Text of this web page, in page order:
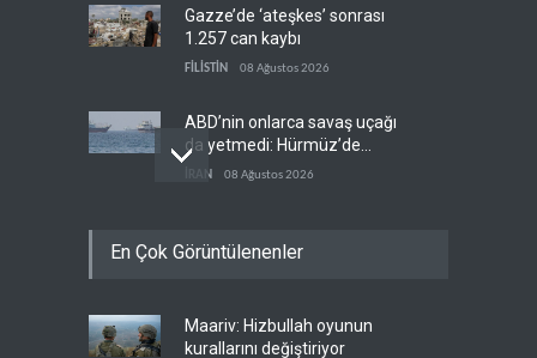
Gazze’de ‘ateşkes’ sonrası
1.257 can kaybı
FİLİSTİN 08 Ağustos 2026
ABD’nin onlarca savaş uçağı
da yetmedi: Hürmüz’de
gemi vuruldu
İRAN 08 Ağustos 2026
'Arap projesi' uyarısı
Mossad’ın İran'a karşı Kürt
En Çok Görüntülenenler
Maariv: Hizbullah oyunun
kurallarını değiştiriyor